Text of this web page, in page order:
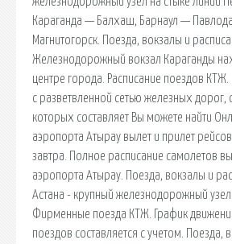
Караганда — Балхаш, Барнаул —
Магнитогорск. Поезда, вокзалы и
Железнодорожный вокзал Караганды
центре города. Расписание поездов
с разветвленной сетью железных
которых составляет Вы можете найти
аэропорта Атырау вылет и прилет
завтра. Полное расписание самолетов
аэропорта Атырау. Поезда, вокзалы и
Астана - крупный железнодорожный узел
Фирменные поезда КТЖ. График
поездов составляется с учетом. Поезда,